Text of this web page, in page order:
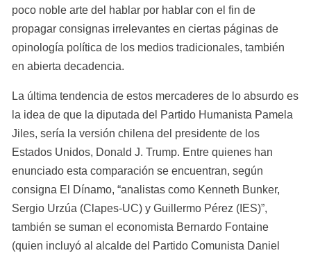
poco noble arte del hablar por hablar con el fin de
propagar consignas irrelevantes en ciertas páginas de
opinología política de los medios tradicionales, también
en abierta decadencia.
La última tendencia de estos mercaderes de lo absurdo es
la idea de que la diputada del Partido Humanista Pamela
Jiles, sería la versión chilena del presidente de los
Estados Unidos, Donald J. Trump. Entre quienes han
enunciado esta comparación se encuentran, según
consigna El Dínamo, “analistas como Kenneth Bunker,
Sergio Urzúa (Clapes-UC) y Guillermo Pérez (IES)”,
también se suman el economista Bernardo Fontaine
(quien incluyó al alcalde del Partido Comunista Daniel